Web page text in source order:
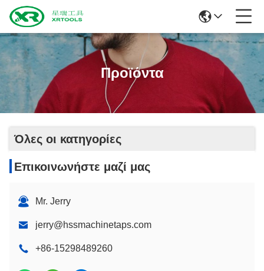
Προϊόντα
Όλες οι κατηγορίες
Επικοινωνήστε μαζί μας
Mr. Jerry
jerry@hssmachinetaps.com
+86-15298489260